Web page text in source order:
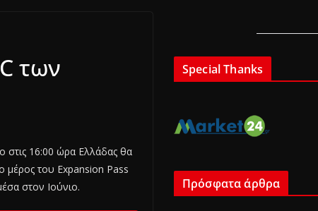
των
στις 16:00 ώρα Ελλάδας θα
μέρος του Expansion Pass
στον Ιούνιο.
Special Thanks
Πρόσφατα άρθρα